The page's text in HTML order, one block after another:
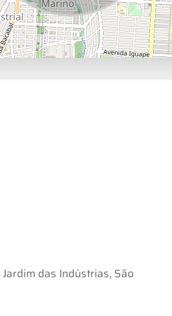
das Indústrias, São